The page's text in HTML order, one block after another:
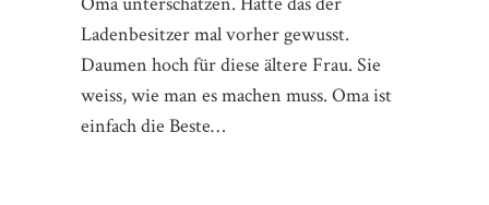
Ladenbesitzer mal vorher gewusst.
Daumen hoch für diese ältere Frau. Sie
weiss, wie man es machen muss. Oma ist
einfach die Beste…